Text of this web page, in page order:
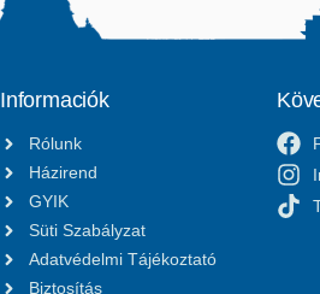
Informaciók
Rólunk
Házirend
GYIK
Süti Szabályzat
Adatvédelmi Tájékoztató
Biztosítás